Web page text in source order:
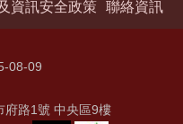
資訊安全政策 聯絡資訊
08-09
府路1號 中央區9樓